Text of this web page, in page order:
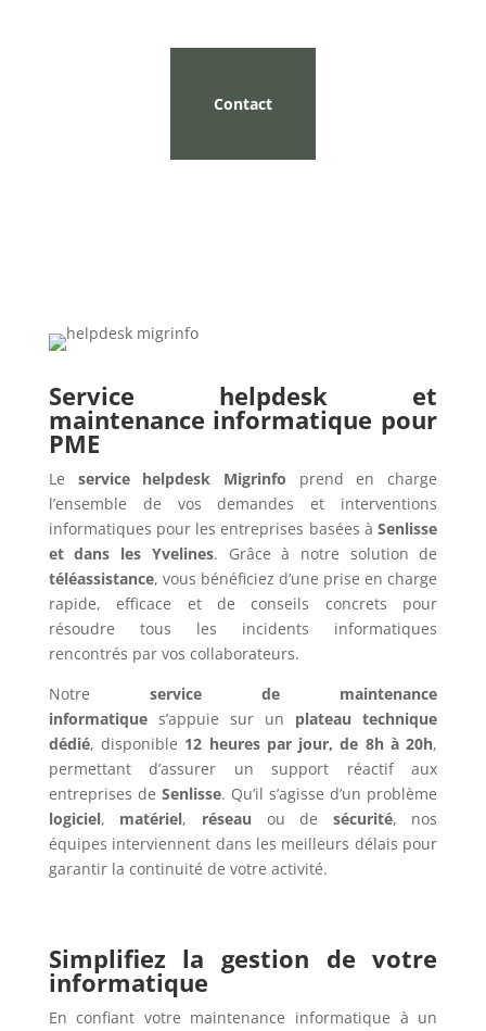
Contact
Service helpdesk et
maintenance informatique pour
PME
Le service helpdesk Migrinfo prend en charge
l’ensemble de vos demandes et interventions
informatiques pour les entreprises basées àSenlisse
et dans les Yvelines. Grâce à notre solution de
téléassistance, vous bénéficiez d’une prise en charge
rapide, efficace et de conseils concrets pour
résoudre tous les incidents informatiques
rencontrés par vos collaborateurs.
Notre service de maintenance
informatiques’appuie sur un plateau technique
dédié, disponible 12 heures par jour, de 8h à 20h,
permettant d’assurer un support réactif aux
entreprises de Senlisse. Qu’il s’agisse d’un problème
logiciel, matériel, réseau ou de sécurité, nos
équipes interviennent dans les meilleurs délais pour
garantir la continuité de votre activité.
Simplifiez la gestion de votre
informatique
En confiant votre maintenance informatique à un